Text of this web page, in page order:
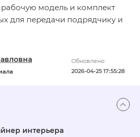
модель и комплект
для передачи подрядчику и
Обновлено:
2026-04-25 17:55:28
интерьера